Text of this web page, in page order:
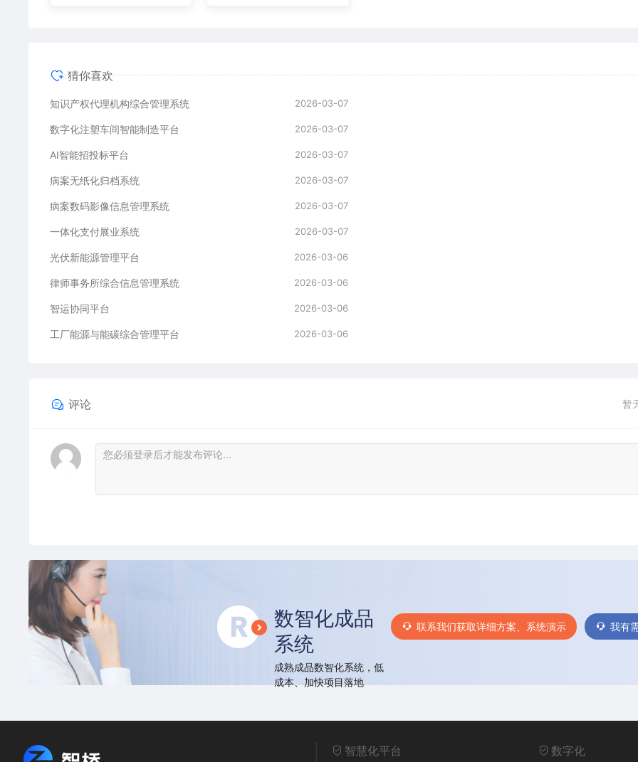
猜你喜欢
知识产权代理机构综合管理系统 2026-03-07
数字化注塑车间智能制造平台 2026-03-07
AI智能招投标平台 2026-03-07
病案无纸化归档系统 2026-03-07
病案数码影像信息管理系统 2026-03-07
一体化支付展业系统 2026-03-07
光伏新能源管理平台 2026-03-06
律师事务所综合信息管理系统 2026-03-06
智运协同平台 2026-03-06
工厂能源与能碳综合管理平台 2026-03-06
评论 暂
数智化成品
系统
成熟成品数智化系统，低
成本、加快项目落地
联系我们获取详细方案、系统演示 我有
智慧化平台 数字化